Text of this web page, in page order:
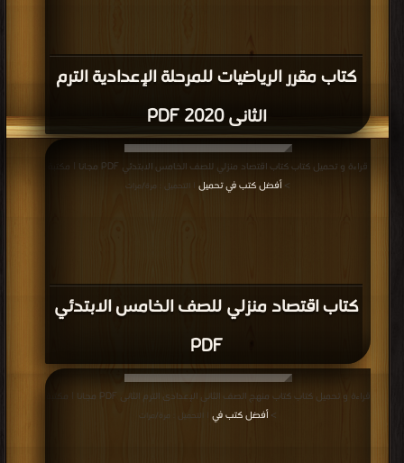
كتاب مقرر الرياضيات للمرحلة الإعدادية الترم
الثانى 2020 PDF
كتاب اقتصاد منزلي للصف الخامس الابتدئي
PDF
قراءة و تحميل كتاب كتاب اقتصاد منزلي للصف الخامس الابتدئي PDF مجانا | مكتبة
>أفضل كتب في تحميل | التحميل : مرة/مرات
قراءة و تحميل كتاب كتاب منهج الصف الثانى الإعدادى الترم الثانى PDF مجانا | مكتبة
>أفضل كتب في | التحميل : مرة/مرات